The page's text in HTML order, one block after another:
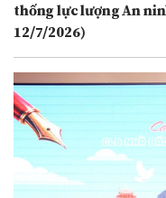
thống lực lượng An
12/7/2026)